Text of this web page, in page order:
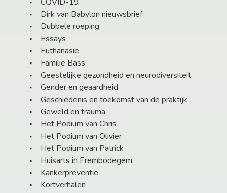
Dirk van Babylon nieuwsbrief
Dubbele roeping
Essays
Euthanasie
Familie Bass
Geestelijke gezondheid en neurodiversiteit
Gender en geaardheid
Geschiedenis en toekomst van de praktijk
Geweld en trauma
Het Podium van Chris
Het Podium van Olivier
Het Podium van Patrick
Huisarts in Erembodegem
Kankerpreventie
Kortverhalen